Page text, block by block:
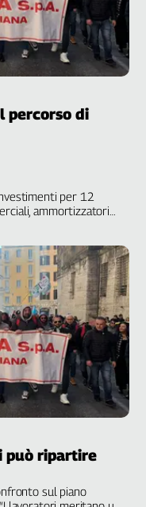
percorso di
per 12
ammortizzatori
può ripartire
sul piano